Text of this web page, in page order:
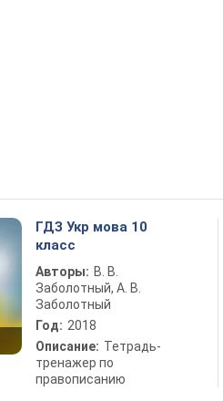
ГДЗ Укр мова 10
класс
Авторы: В. В.
Заболотный, А. В.
Заболотный
Год: 2018
Описание: Тетрадь-
тренажер по
правописанию